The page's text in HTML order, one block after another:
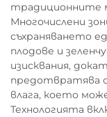
традиционните
Многочислени
съхраняването
плодове и
изисквания,
предотвратява
влага, което
Технологията